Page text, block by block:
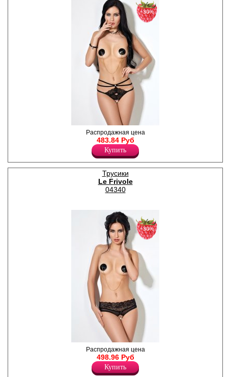
Экстравагантные трусики с
открытым доступом,
кружевной вставкой и
декоративным поясом из
переплетённых лент.
Лайкра 16%
Полиамид 84%
−30%
Распродажная цена
483.84 Руб
Купить
Трусики
Le Frivole
04340
Трусики - шорты высокие из
нежного кружева и мягкой
сетки, с доступом.
Лайкра 16%
−30%
Распродажная цена
498.96 Руб
Купить